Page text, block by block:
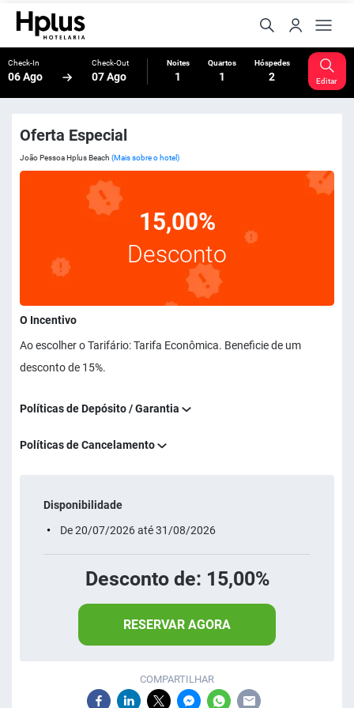
Check-In
06 Ago
Check-Out
07 Ago
Noites
1
Quartos
1
Hóspedes
2 Editar
Oferta Especial
João Pessoa Hplus Beach (Mais sobre o hotel)
15,00%
Desconto
O Incentivo
Ao escolher o Tarifário: Tarifa Econômica. Beneficie de um
desconto de 15%.
Políticas de Depósito / Garantia
Políticas de Cancelamento
Disponibilidade
De 20/07/2026 até 31/08/2026
Desconto de: 15,00%
RESERVAR AGORA
COMPARTILHAR